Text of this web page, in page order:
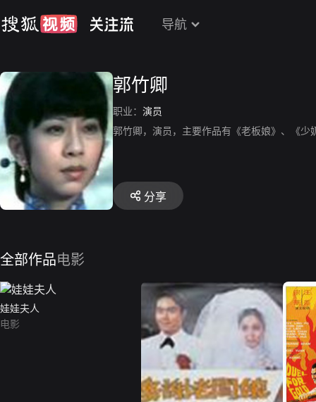
导航
郭竹卿
职业： 演员
郭竹卿，演员，主要作品有《老板娘》、《少
分享
全部作品电影
娃娃夫人
电影